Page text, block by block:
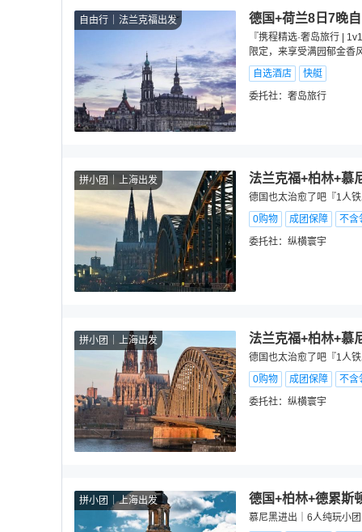
自由行 法兰克福出发 德国+荷兰8日7晚
『携程精选·奢岛旅行 |
限定，来享受满园郁金香
自选酒店
快艇
委托社： 奢岛旅行
拼小团 上海出发 法兰克福+柏林+慕
德国也太治愈了吧『1人
0购物
成团保障
不含
委托社： 纵横寰宇
拼小团 上海出发 法兰克福+柏林+慕
德国也太治愈了吧『1人
0购物
成团保障
不含
委托社： 纵横寰宇
拼小团 上海出发 德国+柏林+德累斯
慕尼黑进出｜6人纯玩小